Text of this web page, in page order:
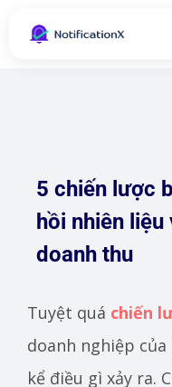
5 chiến lược
hồi nhiên
doanh thu
Tuyệt quá chiến
doanh nghiệp
kể điều gì xảy ra.